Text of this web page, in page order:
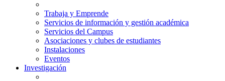
Trabaja y Emprende
Servicios de información y gestión académica
Servicios del Campus
Asociaciones y clubes de estudiantes
Instalaciones
Eventos
Investigación